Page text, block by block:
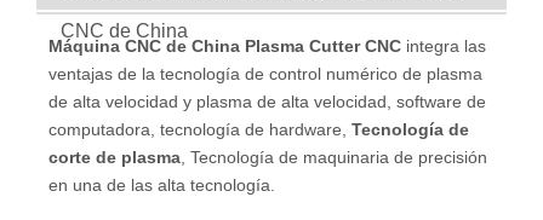
CNC de China
Máquina CNC de China Plasma Cutter CNC integra las
ventajas de la tecnología de control numérico de plasma
de alta velocidad y plasma de alta velocidad, software de
computadora, tecnología de hardware, Tecnología de
corte de plasma , Tecnología de maquinaria de precisión
en una de las alta tecnología.